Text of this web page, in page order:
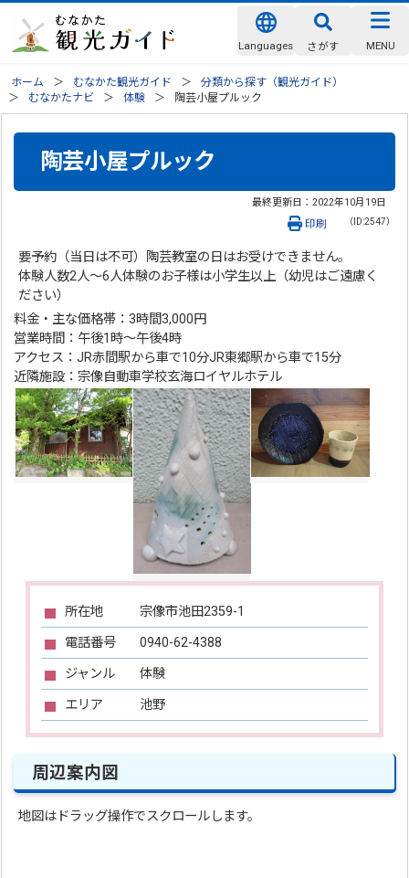
Languages さがす MENU
ホーム むなかた観光ガイド
分類から探す（観光ガイド）
むなかたナビ
体験 陶芸小屋プルック
陶芸小屋プルック
最終更新日： 2022年10月19日
（ID:2547）
印刷
要予約（当日は不可）陶芸教室の日はお受けできません。
体験人数2人～6人体験のお子様は小学生以上（幼児はご遠慮く
ださい）
料金・主な価格帯：3時間3,000円
営業時間：午後1時～午後4時
アクセス：JR赤間駅から車で10分JR東郷駅から車で15分
近隣施設：宗像自動車学校玄海ロイヤルホテル
所在地
宗像市池田2359-1
電話番号
0940-62-4388
ジャンル
体験
エリア
池野
周辺案内図
地図はドラッグ操作でスクロールします。